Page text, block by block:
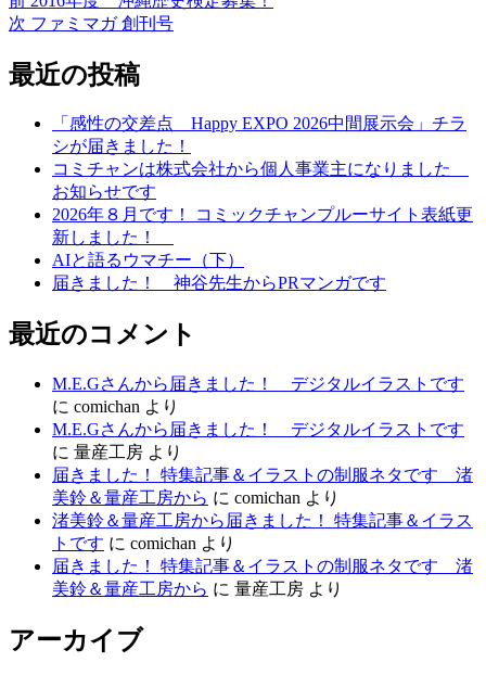
投
稿
ナ
の
稿:
次 次
投
稿:
ファミマガ 創刊号
最近の投稿
「感性の交差点 Happy EXPO 2026中間展示会」チラ
シが届きました！
コミチャンは株式会社から個人事業主になりました
お知らせです
2026年８月です！ コミックチャンプルーサイト表紙更
新しました！
AIと語るウマチー（下）
届きました！ 神谷先生からPRマンガです
最近のコメント
M.E.Gさんから届きました！ デジタルイラストです
に comichan より
M.E.Gさんから届きました！ デジタルイラストです
に 量産工房 より
届きました！ 特集記事＆イラストの制服ネタです 渚
美鈴＆量産工房から に comichan より
渚美鈴＆量産工房から届きました！ 特集記事＆イラス
トです に comichan より
届きました！ 特集記事＆イラストの制服ネタです 渚
美鈴＆量産工房から に 量産工房 より
アーカイブ